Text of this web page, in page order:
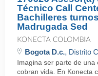
Técnico Call
Bachilleres
Madrugada Sed
KONECTA COLOMBIA
Bogota D.c., Distrito
Imagina ser parte de
cobran vida. En Konecta